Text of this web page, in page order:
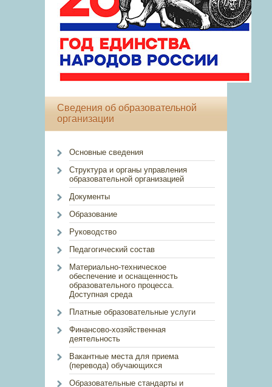
Сведения об образовательной
организации
Основные сведения
Структура и органы управления
образовательной организацией
Документы
Образование
Руководство
Педагогический состав
Материально-техническое
обеспечение и оснащенность
образовательного процесса.
Доступная среда
Платные образовательные услуги
Финансово-хозяйственная
деятельность
Вакантные места для приема
(перевода) обучающихся
Образовательные стандарты и